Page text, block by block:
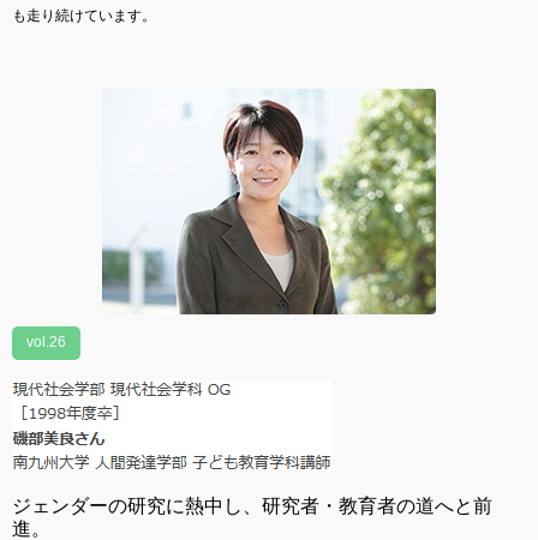
も走り続けています。
vol.26
ジェンダーの研究に熱中し、研究者・教育者の道へと前
進。